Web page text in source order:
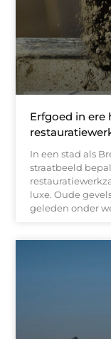
Erfgoed in ere
In een stad als
straatbeeld
luxe. Oude
geleden onder